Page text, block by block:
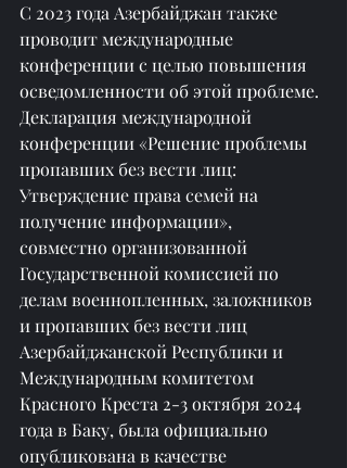
С 2023 года Азербайджан также
проводит международные
конференции с целью повышения
осведомленности об этой проблеме.
Декларация международной
конференции «Решение проблемы
пропавших без вести лиц:
Утверждение права семей на
получение информации»,
совместно организованной
Государственной комиссией по
делам военнопленных, заложников
и пропавших без вести лиц
Азербайджанской Республики и
Международным комитетом
Красного Креста 2-3 октября 2024
года в Баку, была официально
опубликована в качестве